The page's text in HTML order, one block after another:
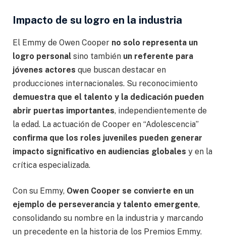
Impacto de su logro en la industria
El Emmy de Owen Cooper no solo representa un
logro personal sino también un referente para
jóvenes actores que buscan destacar en
producciones internacionales. Su reconocimiento
demuestra que el talento y la dedicación pueden
abrir puertas importantes, independientemente de
la edad. La actuación de Cooper en “Adolescencia”
confirma que los roles juveniles pueden generar
impacto significativo en audiencias globales y en la
crítica especializada.
Con su Emmy, Owen Cooper se convierte en un
ejemplo de perseverancia y talento emergente,
consolidando su nombre en la industria y marcando
un precedente en la historia de los Premios Emmy.